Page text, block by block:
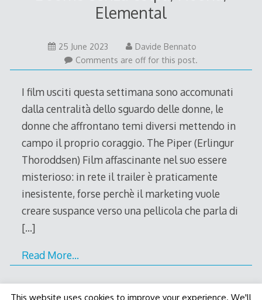
Elemental
25 June 2023
Davide Bennato
Comments are off for this post.
I film usciti questa settimana sono accomunati
dalla centralità dello sguardo delle donne, le
donne che affrontano temi diversi mettendo in
campo il proprio coraggio. The Piper (Erlingur
Thoroddsen) Film affascinante nel suo essere
misterioso: in rete il trailer è praticamente
inesistente, forse perchè il marketing vuole
creare suspance verso una pellicola che parla di
[…]
Read More…
This website uses cookies to improve your experience. We'll